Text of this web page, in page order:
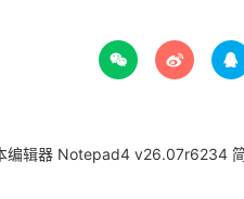
  
编辑器 Notepad4 v26.07r6234